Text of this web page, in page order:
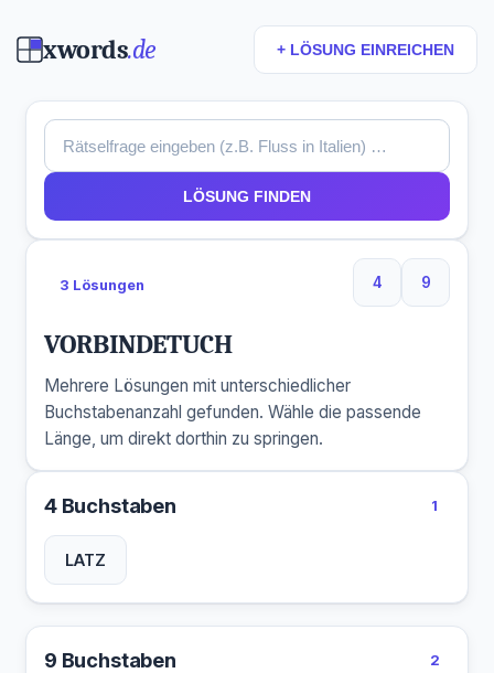
xwords.de + LÖSUNG EINREICHEN
LÖSUNG FINDEN
3 Lösungen 4
4 Buchstaben
9
9
VORBINDETUCH
Mehrere Lösungen mit unterschiedlicher
Buchstabenanzahl gefunden. Wähle die passende
Länge, um direkt dorthin zu springen.
4 Buchstaben 1
LATZ
9 Buchstaben 2